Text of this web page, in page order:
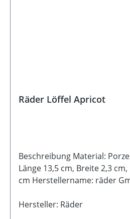
Räder Löffel Apricot
Beschreibung Material:
Länge 13,5 cm, Breite 2,3 cm,
cm Herstellername: räder
Bochum,
Hersteller: Räder